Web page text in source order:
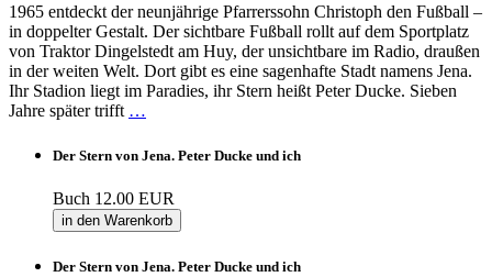
1965 entdeckt der neunjährige Pfarrerssohn Christoph den Fußball –
in doppelter Gestalt. Der sichtbare Fußball rollt auf dem Sportplatz
von Traktor Dingelstedt am Huy, der unsichtbare im Radio, draußen
in der weiten Welt. Dort gibt es eine sagenhafte Stadt namens Jena.
Ihr Stadion liegt im Paradies, ihr Stern heißt Peter Ducke. Sieben
Jahre später trifft …
Der Stern von Jena. Peter Ducke und ich
Buch 12.00 EUR
in den Warenkorb
Der Stern von Jena. Peter Ducke und ich